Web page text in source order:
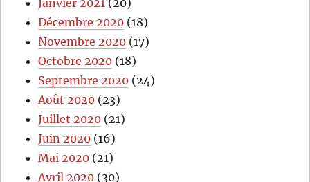
Décembre 2020 (18)
Novembre 2020 (17)
Octobre 2020 (18)
Septembre 2020 (24)
Août 2020 (23)
Juillet 2020 (21)
Juin 2020 (16)
Mai 2020 (21)
Avril 2020 (30)